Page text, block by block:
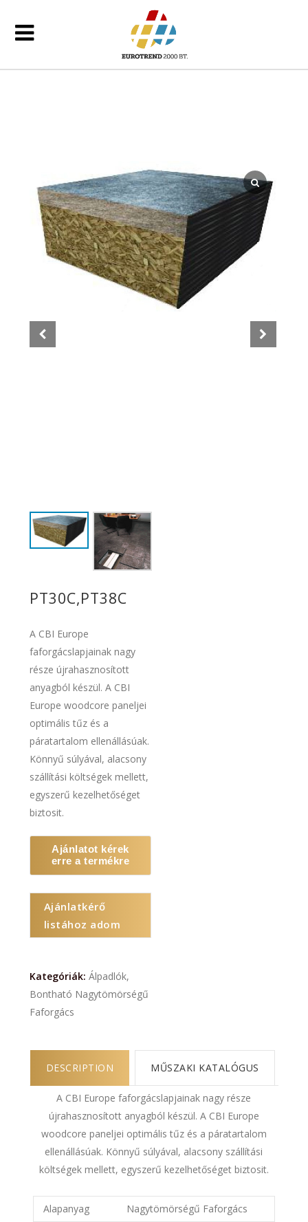
PT30C,PT38C
A CBI Europe
faforgácslapjainak nagy
része újrahasznosított
anyagból készül. A CBI
Europe woodcore paneljei
optimális tűz és a
páratartalom ellenállásúak.
Könnyű súlyával, alacsony
szállítási költségek mellett,
egyszerű kezelhetőséget
biztosit.
Ajánlatot kérek
erre a termékre
Ajánlatkérő
listához adom
Kategóriák: Álpadlók,
Bontható Nagytömörségű
Faforgács
DESCRIPTION MŰSZAKI KATALÓGUS
A CBI Europe faforgácslapjainak nagy része
újrahasznosított anyagból készül. A CBI Europe
woodcore paneljei optimális tűz és a páratartalom
ellenállásúak. Könnyű súlyával, alacsony szállítási
költségek mellett, egyszerű kezelhetőséget biztosit.
Alapanyag Nagytömörségű Faforgács